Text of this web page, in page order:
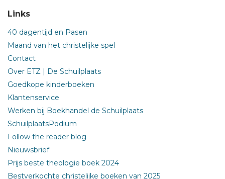
Links
40 dagentijd en Pasen
Maand van het christelijke spel
Contact
Over ETZ | De Schuilplaats
Goedkope kinderboeken
Klantenservice
Werken bij Boekhandel de Schuilplaats
SchuilplaatsPodium
Follow the reader blog
Nieuwsbrief
Prijs beste theologie boek 2024
Bestverkochte christelijke boeken van 2025